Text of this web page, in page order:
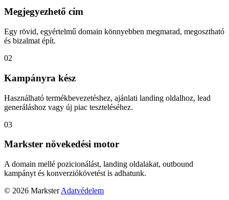
Megjegyezhető cím
Egy rövid, egyértelmű domain könnyebben megmarad, megosztható
és bizalmat épít.
02
Kampányra kész
Használható termékbevezetéshez, ajánlati landing oldalhoz, lead
generáláshoz vagy új piac teszteléséhez.
03
Markster növekedési motor
A domain mellé pozicionálást, landing oldalakat, outbound
kampányt és konverziókövetést is adhatunk.
© 2026 Markster Adatvédelem